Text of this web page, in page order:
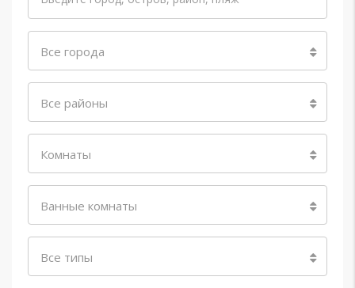
Все города
Все районы
Комнаты
Ванные комнаты
Все типы